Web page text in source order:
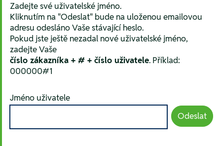
Zadejte své uživatelské jméno.
Kliknutím na "Odeslat" bude na uloženou emailovou
adresu odesláno Vaše stávající heslo.
Pokud jste ještě nezadal nové uživatelské jméno,
zadejte Vaše
číslo zákazníka + # + číslo uživatele. Příklad:
000000#1
Jméno uživatele
Odeslat